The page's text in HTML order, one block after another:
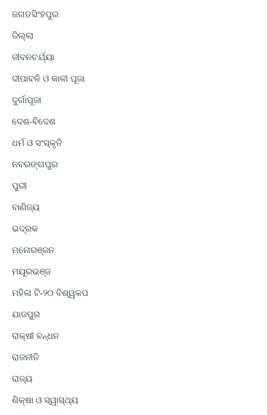
ଜଗତସିଂହପୁର
ଜିଲ୍ଲା
ଜୀବନଚର୍ଯ୍ୟା
ଦୀପାବଳି ଓ କାଳୀ ପୂଜା
ଦୁର୍ଗାପୂଜା
ଦେଶ-ବିଦେଶ
ଧର୍ମ ଓ ସଂସ୍କୃତି
ନବରଙ୍ଗପୁର
ପୁରୀ
ବାଣିଜ୍ୟ
ଭଦ୍ରକ
ମନୋରଞ୍ଜନ
ମୟୂରଭଞ୍ଜ
ମହିଳା ଟି-୨୦ ବିଶ୍ୱକପ
ଯାଜପୁର
ରାକ୍ଷୀ ବନ୍ଧନ
ରାଜନୀତି
ରାଜ୍ୟ
ଶିକ୍ଷା ଓ ସ୍ୱାସ୍ଥ୍ୟ